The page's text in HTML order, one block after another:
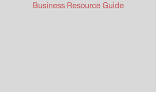
Business Resource Guide